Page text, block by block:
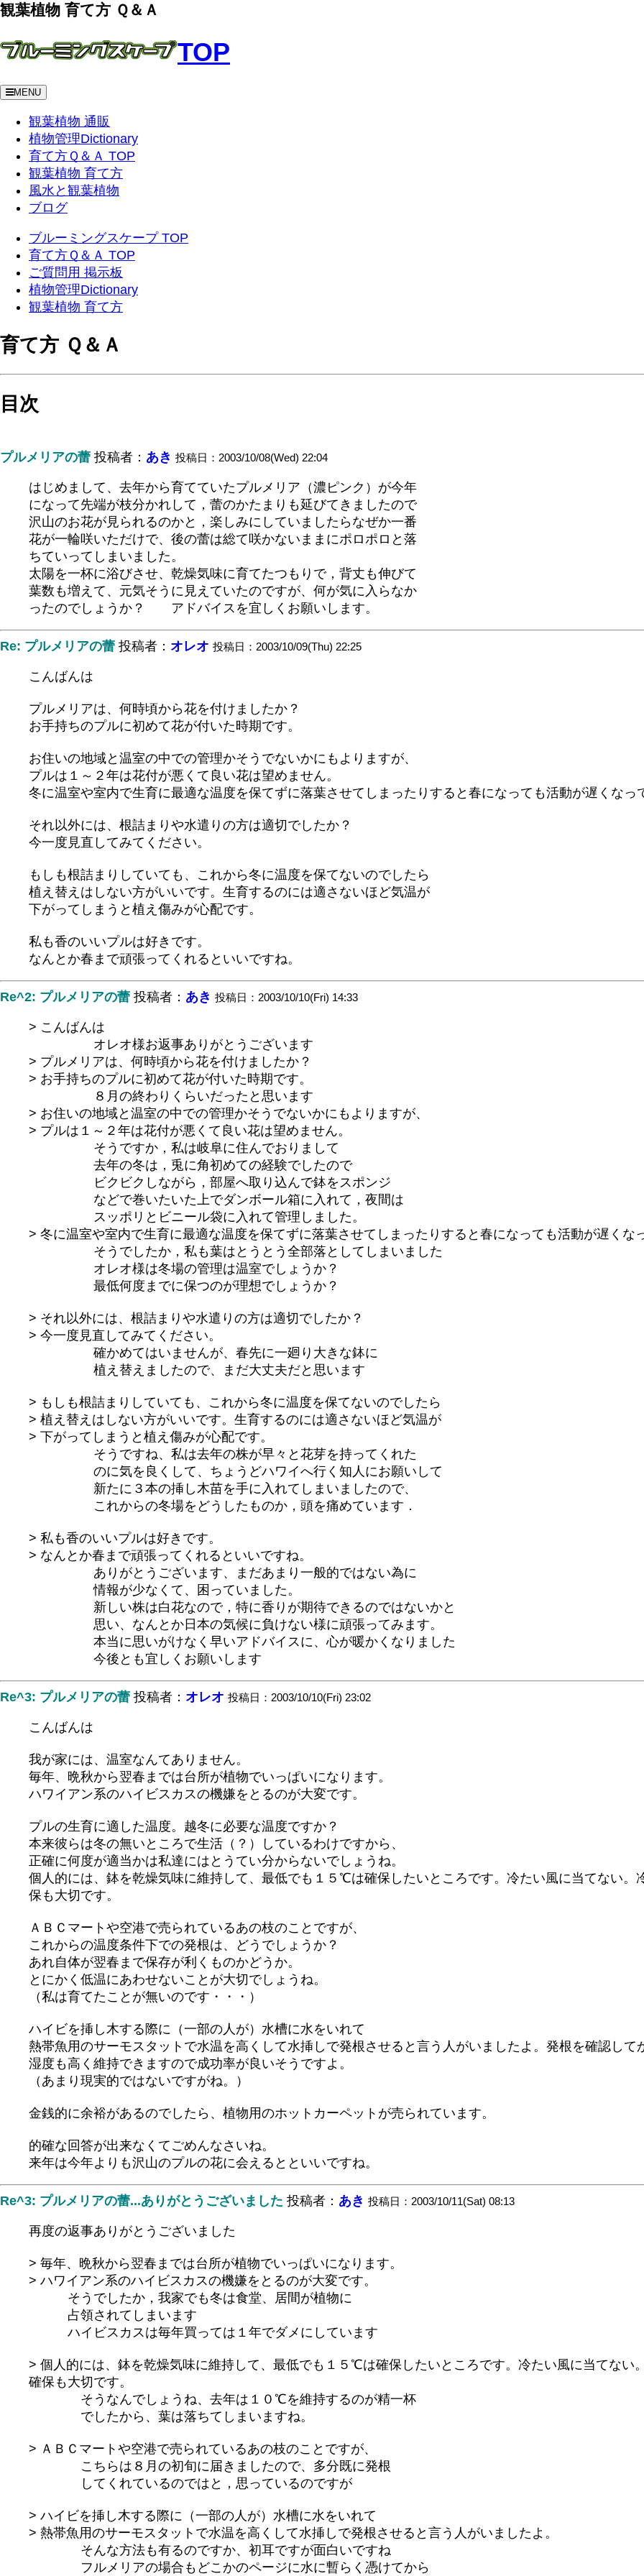
観葉植物 育て方 Ｑ＆Ａ
TOP
MENU
観葉植物 通販
植物管理Dictionary
育て方Ｑ＆Ａ TOP
観葉植物 育て方
風水と観葉植物
ブログ
ブルーミングスケープ TOP
育て方Ｑ＆Ａ TOP
ご質問用 掲示板
植物管理Dictionary
観葉植物 育て方
育て方 Ｑ＆Ａ
目次
プルメリアの蕾 投稿者： あき 投稿日：2003/10/08(Wed) 22:04
はじめまして、去年から育てていたプルメリア（濃ピンク）が今年
になって先端が枝分かれして，蕾のかたまりも延びてきましたので
沢山のお花が見られるのかと，楽しみにしていましたらなぜか一番
花が一輪咲いただけで、後の蕾は総て咲かないままにポロポロと落
ちていってしまいました。
太陽を一杯に浴びさせ、乾燥気味に育てたつもりで，背丈も伸びて
葉数も増えて、元気そうに見えていたのですが、何が気に入らなか
ったのでしょうか？ アドバイスを宜しくお願いします。
Re: プルメリアの蕾 投稿者： オレオ 投稿日：2003/10/09(Thu) 22:25
こんばんは
プルメリアは、何時頃から花を付けましたか？
お手持ちのプルに初めて花が付いた時期です。
お住いの地域と温室の中での管理かそうでないかにもよりますが、
プルは１～２年は花付が悪くて良い花は望めません。
冬に温室や室内で生育に最適な温度を保てずに落葉させてしまったりすると春になっても活動が遅くなっ
それ以外には、根詰まりや水遣りの方は適切でしたか？
今一度見直してみてください。
もしも根詰まりしていても、これから冬に温度を保てないのでしたら
植え替えはしない方がいいです。生育するのには適さないほど気温が
下がってしまうと植え傷みが心配です。
私も香のいいプルは好きです。
なんとか春まで頑張ってくれるといいですね。
Re^2: プルメリアの蕾 投稿者： あき 投稿日：2003/10/10(Fri) 14:33
> こんばんは
オレオ様お返事ありがとうございます
> プルメリアは、何時頃から花を付けましたか？
> お手持ちのプルに初めて花が付いた時期です。
８月の終わりくらいだったと思います
> お住いの地域と温室の中での管理かそうでないかにもよりますが、
> プルは１～２年は花付が悪くて良い花は望めません。
そうですか，私は岐阜に住んでおりまして
去年の冬は，兎に角初めての経験でしたので
ビクビクしながら，部屋へ取り込んで鉢をスポンジ
などで巻いたいた上でダンボール箱に入れて，夜間は
スッポリとビニール袋に入れて管理しました。
> 冬に温室や室内で生育に最適な温度を保てずに落葉させてしまったりすると春になっても活動が遅くな
そうでしたか，私も葉はとうとう全部落としてしまいました
オレオ様は冬場の管理は温室でしょうか？
最低何度までに保つのが理想でしょうか？
> それ以外には、根詰まりや水遣りの方は適切でしたか？
> 今一度見直してみてください。
確かめてはいませんが、春先に一廻り大きな鉢に
植え替えましたので、まだ大丈夫だと思います
> もしも根詰まりしていても、これから冬に温度を保てないのでしたら
> 植え替えはしない方がいいです。生育するのには適さないほど気温が
> 下がってしまうと植え傷みが心配です。
そうですね、私は去年の株が早々と花芽を持ってくれた
のに気を良くして、ちょうどハワイへ行く知人にお願いして
新たに３本の挿し木苗を手に入れてしまいましたので、
これからの冬場をどうしたものか，頭を痛めています．
> 私も香のいいプルは好きです。
> なんとか春まで頑張ってくれるといいですね。
ありがとうございます、まだあまり一般的ではない為に
情報が少なくて、困っていました。
新しい株は白花なので，特に香りが期待できるのではないかと
思い、なんとか日本の気候に負けない様に頑張ってみます。
本当に思いがけなく早いアドバイスに、心が暖かくなりました
今後とも宜しくお願いします
Re^3: プルメリアの蕾 投稿者： オレオ 投稿日：2003/10/10(Fri) 23:02
こんばんは
我が家には、温室なんてありません。
毎年、晩秋から翌春までは台所が植物でいっぱいになります。
ハワイアン系のハイビスカスの機嫌をとるのが大変です。
プルの生育に適した温度。越冬に必要な温度ですか？
本来彼らは冬の無いところで生活（？）しているわけですから、
正確に何度が適当かは私達にはとうてい分からないでしょうね。
個人的には、鉢を乾燥気味に維持して、最低でも１５℃は確保したいところです。冷たい風に当てない。
保も大切です。
ＡＢＣマートや空港で売られているあの枝のことですが、
これからの温度条件下での発根は、どうでしょうか？
あれ自体が翌春まで保存が利くものかどうか。
とにかく低温にあわせないことが大切でしょうね。
（私は育てたことが無いのです・・・）
ハイビを挿し木する際に（一部の人が）水槽に水をいれて
熱帯魚用のサーモスタットで水温を高くして水挿しで発根させると言う人がいましたよ。発根を確認して
湿度も高く維持できますので成功率が良いそうですよ。
（あまり現実的ではないですがね。）
金銭的に余裕があるのでしたら、植物用のホットカーペットが売られています。
的確な回答が出来なくてごめんなさいね。
来年は今年よりも沢山のプルの花に会えるとといいですね。
Re^3: プルメリアの蕾...ありがとうございました 投稿者： あき 投稿日：2003/10/11(Sat) 08:13
再度の返事ありがとうございました
> 毎年、晩秋から翌春までは台所が植物でいっぱいになります。
> ハワイアン系のハイビスカスの機嫌をとるのが大変です。
そうでしたか，我家でも冬は食堂、居間が植物に
占領されてしまいます
ハイビスカスは毎年買っては１年でダメにしています
> 個人的には、鉢を乾燥気味に維持して、最低でも１５℃は確保したいところです。冷たい風に当てない
確保も大切です。
そうなんでしょうね、去年は１０℃を維持するのが精一杯
でしたから、葉は落ちてしまいますね。
> ＡＢＣマートや空港で売られているあの枝のことですが、
こちらは８月の初旬に届きましたので、多分既に発根
してくれているのではと，思っているのですが
> ハイビを挿し木する際に（一部の人が）水槽に水をいれて
> 熱帯魚用のサーモスタットで水温を高くして水挿しで発根させると言う人がいましたよ。
そんな方法も有るのですか、初耳ですが面白いですね
フルメリアの場合もどこかのページに水に暫らく憑けてから